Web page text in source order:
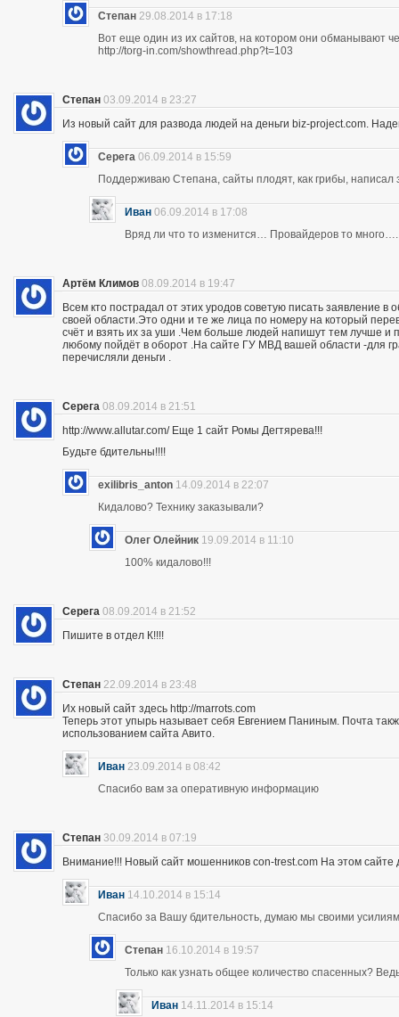
Степан 29.08.2014 в 17:18
Вот еще один из их сайтов, на котором они обманывают
http://torg-in.com/showthread.php?t=103
Степан 03.09.2014 в 23:27
Из новый сайт для развода людей на деньги biz-project.com.
Серега 06.09.2014 в 15:59
Поддерживаю Степана, сайты плодят, как грибы,
Иван 06.09.2014 в 17:08
Вряд ли что то изменится… Провайдеров то много….
Артём Климов 08.09.2014 в 19:47
Всем кто пострадал от этих уродов советую писать заявление
своей области.Это одни и те же лица по номеру на который
счёт и взять их за уши .Чем больше людей напишут тем лучше и
любому пойдёт в оборот .На сайте ГУ МВД вашей области -для
перечисляли деньги .
Серега 08.09.2014 в 21:51
http://www.allutar.com/ Еще 1 сайт Ромы Дегтярева!!!
Будьте бдительны!!!!
exilibris_anton 14.09.2014 в 22:07
Кидалово? Технику заказывали?
Олег Олейник 19.09.2014 в 11:10
100% кидалово!!!
Серега 08.09.2014 в 21:52
Пишите в отдел К!!!!
Степан 22.09.2014 в 23:48
Их новый сайт здесь http://marrots.com
Теперь этот упырь называет себя Евгением Паниным. Почта
использованием сайта Авито.
Иван 23.09.2014 в 08:42
Спасибо вам за оперативную информацию
Степан 30.09.2014 в 07:19
Внимание!!! Новый сайт мошенников con-trest.com На этом сайте
Иван 14.10.2014 в 15:14
Спасибо за Вашу бдительность, думаю мы своими
Степан 16.10.2014 в 19:57
Только как узнать общее количество спасенных?
Иван 14.11.2014 в 15:14